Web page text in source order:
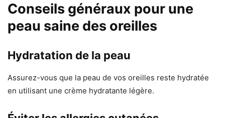
Conseils généraux pour une
peau saine des oreilles
Hydratation de la peau
Assurez-vous que la peau de vos oreilles reste hydratée
en utilisant une crème hydratante légère.